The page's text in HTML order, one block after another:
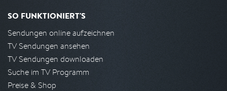
SO FUNKTIONIERT'S
Sendungen online aufzeichnen
TV Sendungen ansehen
TV Sendungen downloaden
Suche im TV Programm
Preise & Shop